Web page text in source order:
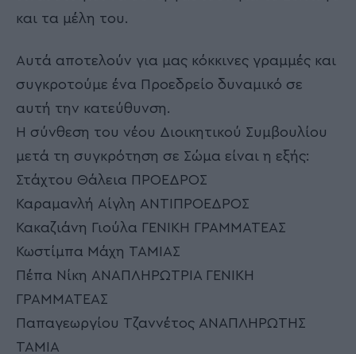
και τα μέλη του.
Αυτά αποτελούν για μας κόκκινες γραμμές και
συγκροτούμε ένα Προεδρείο δυναμικό σε
αυτή την κατεύθυνση.
Η σύνθεση του νέου Διοικητικού Συμβουλίου
μετά τη συγκρότηση σε Σώμα είναι η εξής:
Στάχτου Θάλεια ΠΡΟΕΔΡΟΣ
Καραμανλή Αίγλη ΑΝΤΙΠΡΟΕΔΡΟΣ
Κακαζιάνη Γιούλα ΓΕΝΙΚΗ ΓΡΑΜΜΑΤΕΑΣ
Κωστίμπα Μάχη ΤΑΜΙΑΣ
Πέπα Νίκη ΑΝΑΠΛΗΡΩΤΡΙΑ ΓΕΝΙΚΗ
ΓΡΑΜΜΑΤΕΑΣ
Παπαγεωργίου Τζαννέτος ΑΝΑΠΛΗΡΩΤΗΣ
ΤΑΜΙΑ